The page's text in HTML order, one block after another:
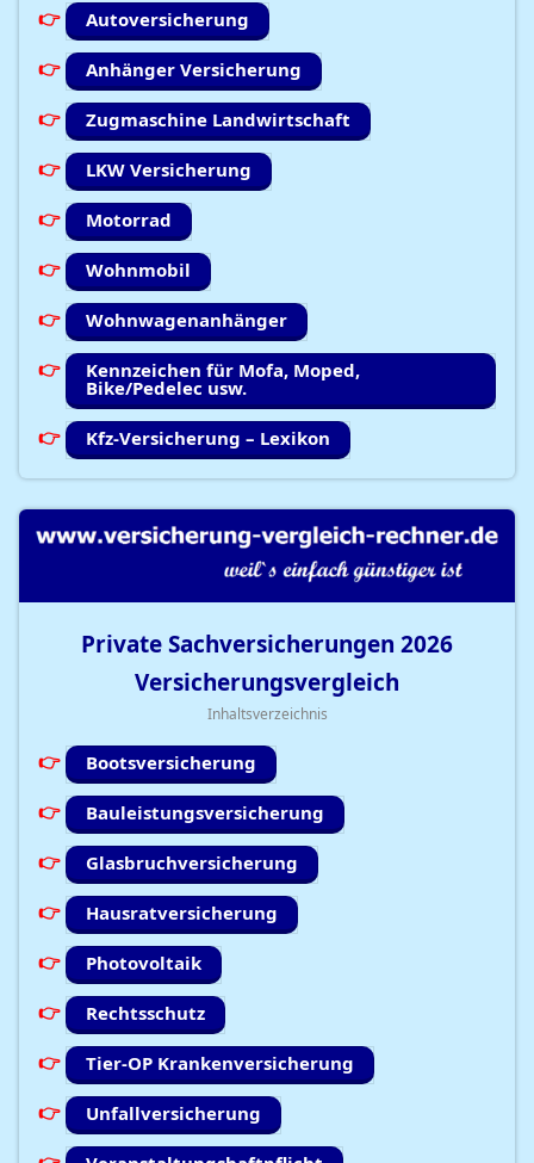
Autoversicherung
Anhänger Versicherung
Zugmaschine Landwirtschaft
LKW Versicherung
Motorrad
Wohnmobil
Wohnwagenanhänger
Kennzeichen für Mofa, Moped,
Bike/Pedelec usw.
Kfz-Versicherung – Lexikon
Private Sachversicherungen 2026
Versicherungsvergleich
Inhaltsverzeichnis
Bootsversicherung
Bauleistungsversicherung
Glasbruchversicherung
Hausratversicherung
Photovoltaik
Rechtsschutz
Tier-OP Krankenversicherung
Unfallversicherung